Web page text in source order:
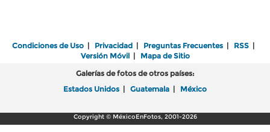
Condiciones de Uso | Privacidad | Preguntas Frecuentes | RSS |
Versión Móvil| Mapa de Sitio
Galerías de fotos de otros países:
Estados Unidos | Guatemala | México
Copyright © MéxicoEnFotos, 2001-2026